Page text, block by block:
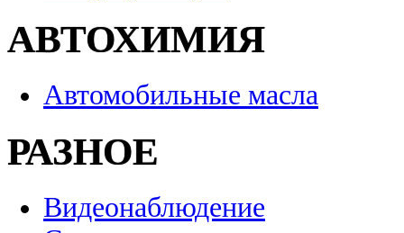
АВТОХИМИЯ
Автомобильные масла
РАЗНОЕ
Видеонаблюдение